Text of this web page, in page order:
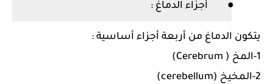
● أجزاء الدماغ :
يتكون الدماغ من أربعة أجزاء أساسية :
1- المخ (
Cerebrum
)
2- المخيخ (
cerebellum
)